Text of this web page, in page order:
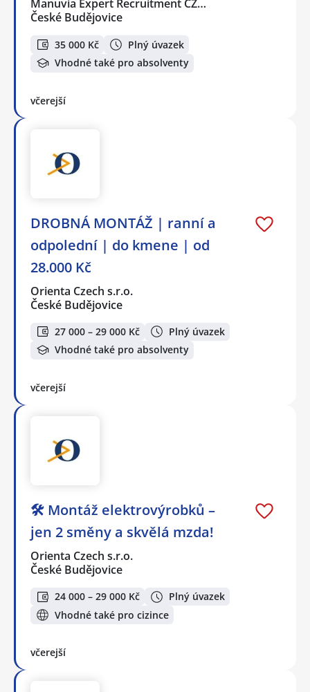
Manuvia Expert Recruitment CZ…
České Budějovice
35 000 Kč
Plný úvazek
Vhodné také pro absolventy
včerejší
DROBNÁ MONTÁŽ | ranní a
odpolední | do kmene | od
28.000 Kč
Orienta Czech s.r.o.
České Budějovice
27 000 – 29 000 Kč
Plný úvazek
Vhodné také pro absolventy
včerejší
🛠️ Montáž elektrovýrobků –
jen 2 směny a skvělá mzda!
Orienta Czech s.r.o.
České Budějovice
24 000 – 29 000 Kč
Plný úvazek
Vhodné také pro cizince
včerejší